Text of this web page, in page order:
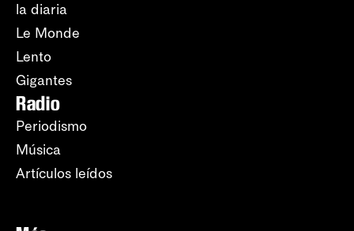
la diaria
Le Monde
Lento
Gigantes
Radio
Periodismo
Música
Artículos leídos